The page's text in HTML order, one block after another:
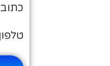
טלפון